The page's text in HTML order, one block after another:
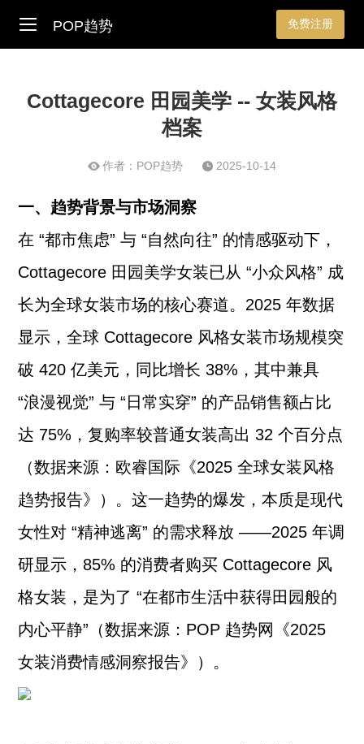
POP趋势 免费注册
Cottagecore 田园美学 -- 女装风格
档案
作者：POP趋势 2025-10-14
一、趋势背景与市场洞察
在 “都市焦虑” 与 “自然向往” 的情感驱动下，
Cottagecore 田园美学女装已从 “小众风格” 成
长为全球女装市场的核心赛道。2025 年数据
显示，全球 Cottagecore 风格女装市场规模突
破 420 亿美元，同比增长 38%，其中兼具
“浪漫视觉” 与 “日常实穿” 的产品销售额占比
达 75%，复购率较普通女装高出 32 个百分点
（数据来源：欧睿国际《2025 全球女装风格
趋势报告》）。这一趋势的爆发，本质是现代
女性对 “精神逃离” 的需求释放 ——2025 年调
研显示，85% 的消费者购买 Cottagecore 风
格女装，是为了 “在都市生活中获得田园般的
内心平静”（数据来源：POP 趋势网《2025
女装消费情感洞察报告》）。